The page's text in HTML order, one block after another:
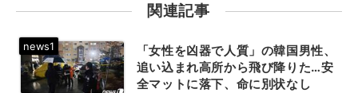
関連記事
「女性を凶器で人質」の韓国男性、
追い込まれ高所から飛び降りた…安
全マットに落下、命に別状なし